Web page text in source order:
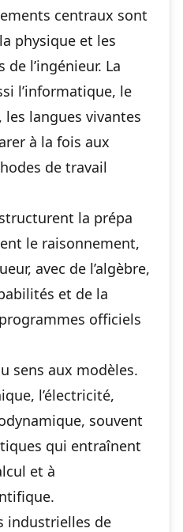
centraux sont
physique et les
l’ingénieur. La
l’informatique, le
langues vivantes
à la fois aux
de travail
la prépa
le raisonnement,
avec de l’algèbre,
et de la
officiels
sens aux modèles.
l’électricité,
souvent
qui entraînent
et à
industrielles de